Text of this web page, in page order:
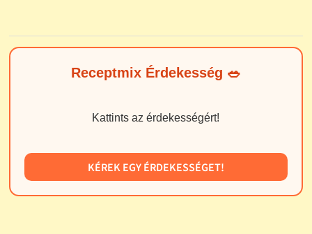
Receptmix Érdekesség 🥗
Kattints az érdekességért!
KÉREK EGY ÉRDEKESSÉGET!